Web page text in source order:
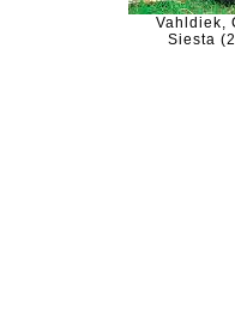
Vahldiek,
Siesta